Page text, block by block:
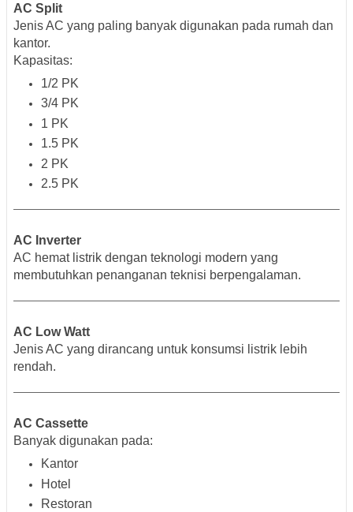
AC Split
Jenis AC yang paling banyak digunakan pada rumah dan
kantor.
Kapasitas:
1/2 PK
3/4 PK
1 PK
1.5 PK
2 PK
2.5 PK
AC Inverter
AC hemat listrik dengan teknologi modern yang
membutuhkan penanganan teknisi berpengalaman.
AC Low Watt
Jenis AC yang dirancang untuk konsumsi listrik lebih
rendah.
AC Cassette
Banyak digunakan pada:
Kantor
Hotel
Restoran